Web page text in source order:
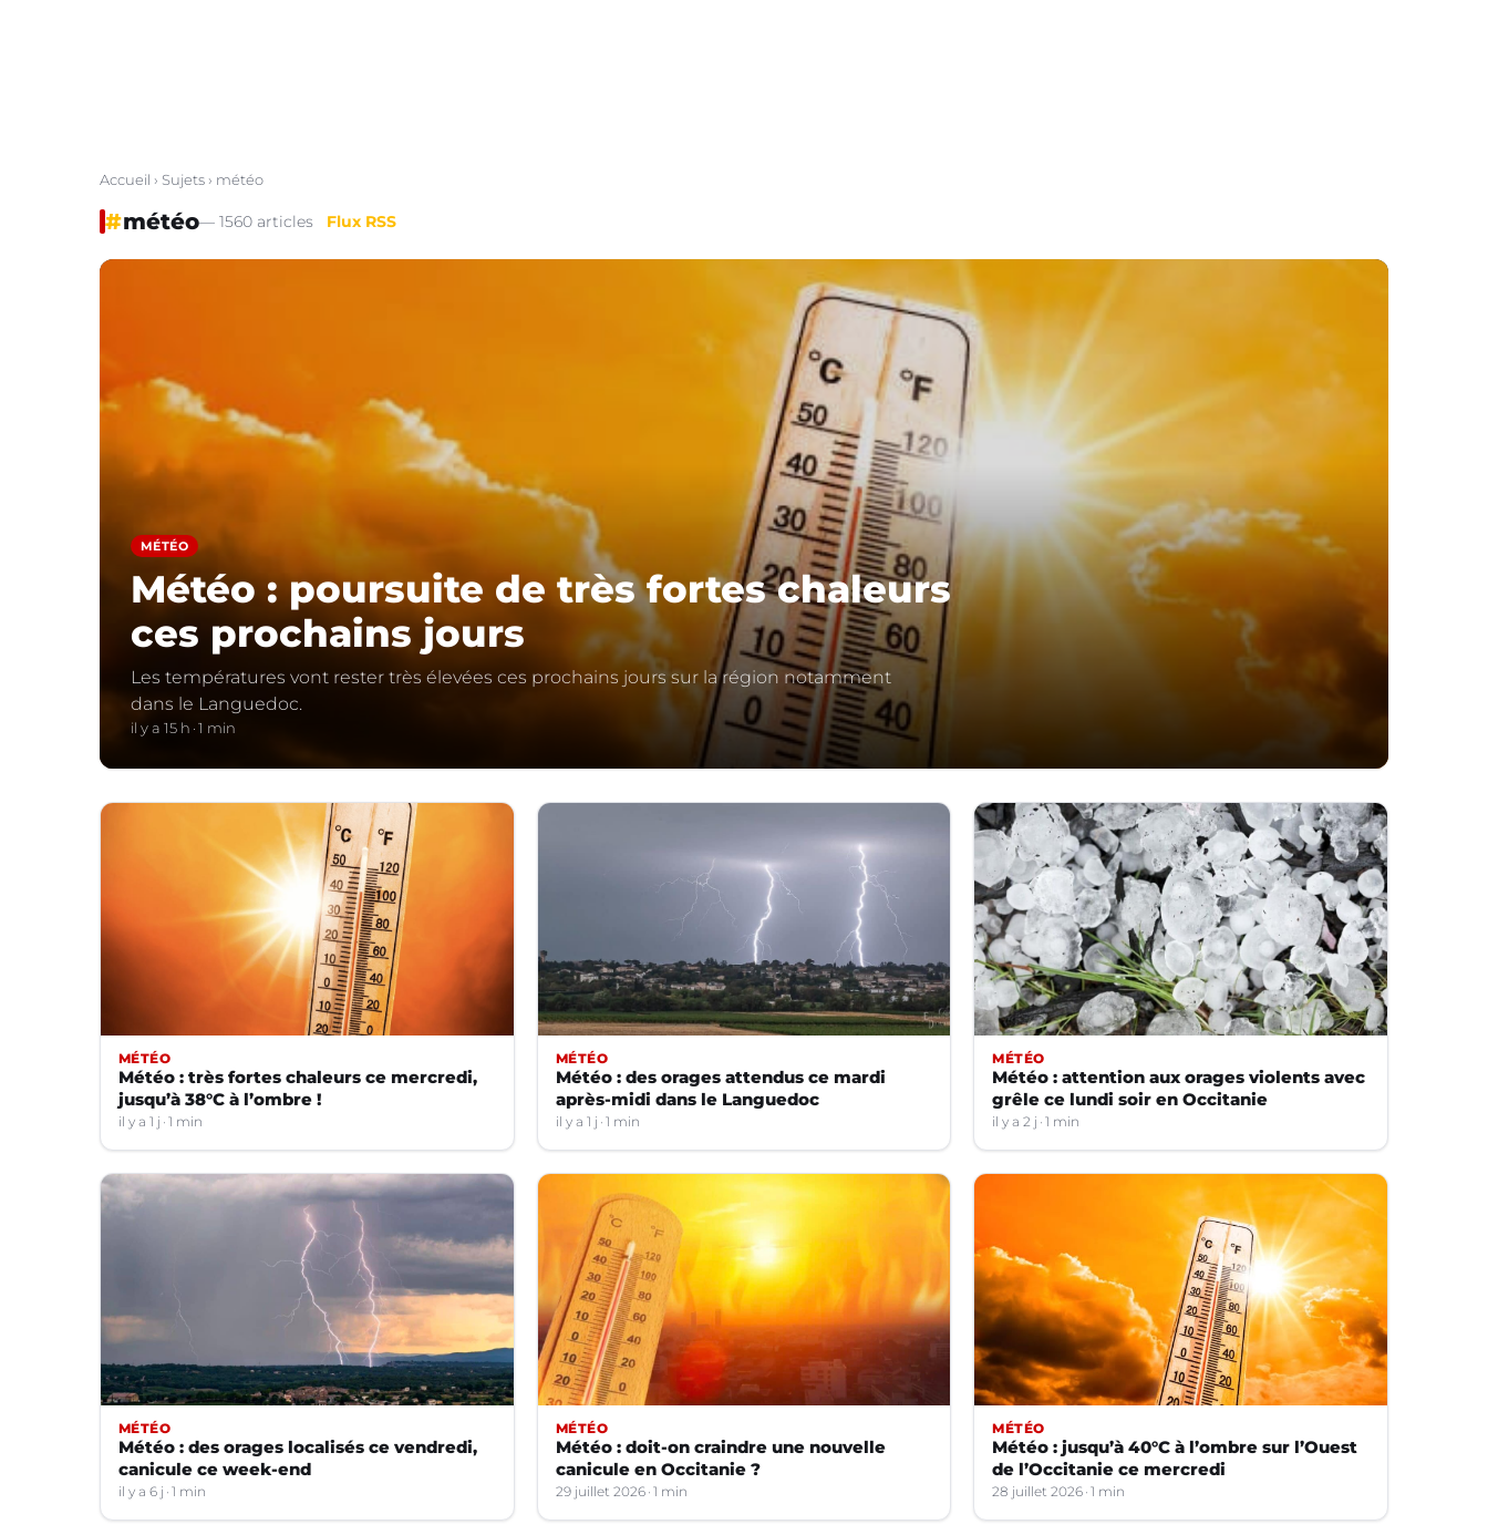
Accueil › Sujets› météo
#météo— 1560 articles Flux RSS
MÉTÉO
Météo : poursuite de très fortes chaleurs
ces prochains jours
Les températures vont rester très élevées ces prochains jours sur la région notamment
dans le Languedoc.
il y a 15 h 1 min
MÉTÉO
Météo : très fortes chaleurs ce mercredi,
jusqu’à 38°C à l’ombre !
il y a 1 j 1 min
MÉTÉO
Météo : des orages attendus ce mardi
après-midi dans le Languedoc
il y a 1 j 1 min
MÉTÉO
Météo : attention aux orages violents avec
grêle ce lundi soir en Occitanie
il y a 2 j 1 min
MÉTÉO
Météo : des orages localisés ce vendredi,
canicule ce week-end
il y a 6 j 1 min
MÉTÉO
Météo : doit-on craindre une nouvelle
canicule en Occitanie ?
29 juillet 2026 1 min
MÉTÉO
Météo : jusqu’à 40°C à l’ombre sur l’Ouest
de l’Occitanie ce mercredi
28 juillet 2026 1 min